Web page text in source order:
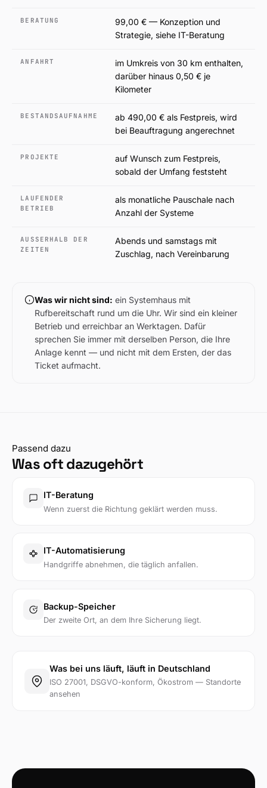
BERATUNG
99,00 € — Konzeption und
Strategie, siehe IT-Beratung
ANFAHRT
im Umkreis von 30 km enthalten,
darüber hinaus 0,50 € je
Kilometer
BESTANDSAUFNAHME
ab 490,00 € als Festpreis, wird
bei Beauftragung angerechnet
PROJEKTE
auf Wunsch zum Festpreis,
sobald der Umfang feststeht
LAUFENDER
BETRIEB
als monatliche Pauschale nach
Anzahl der Systeme
AUSSERHALB DER Z
EITEN
Abends und samstags mit
Zuschlag, nach Vereinbarung
Was wir nicht sind: ein Systemhaus mit
Rufbereitschaft rund um die Uhr. Wir sind ein kleiner
Betrieb und erreichbar an Werktagen. Dafür
sprechen Sie immer mit derselben Person, die Ihre
Anlage kennt — und nicht mit dem Ersten, der das
Ticket aufmacht.
Passend dazu
Was oft dazugehört
IT-Beratung
Wenn zuerst die Richtung geklärt werden muss.
IT-Automatisierung
Handgriffe abnehmen, die täglich anfallen.
Backup-Speicher
Der zweite Ort, an dem Ihre Sicherung liegt.
Was bei uns läuft, läuft in Deutschland
ISO 27001, DSGVO-konform, Ökostrom — Standorte
ansehen